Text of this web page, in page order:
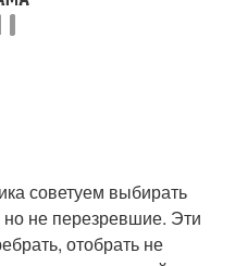
советуем выбирать
не перезревшие. Эти
отобрать не